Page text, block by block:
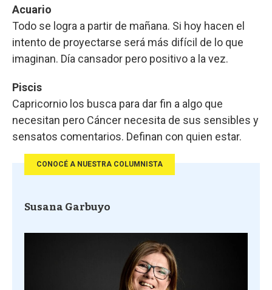
Acuario
Todo se logra a partir de mañana. Si hoy hacen el
intento de proyectarse será más difícil de lo que
imaginan. Día cansador pero positivo a la vez.
Piscis
Capricornio los busca para dar fin a algo que
necesitan pero Cáncer necesita de sus sensibles y
sensatos comentarios. Definan con quien estar.
CONOCÉ A NUESTRA COLUMNISTA
Susana Garbuyo